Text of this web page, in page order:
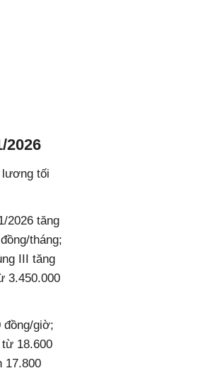
2026
tối
2026 tăng
tháng;
III tăng
3.450.000
đồng/giờ;
18.600
17.800